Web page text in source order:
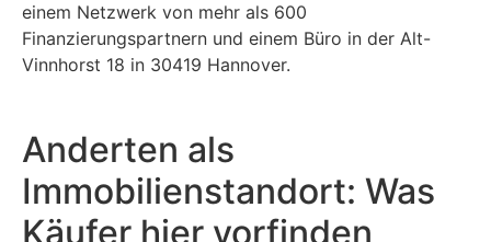
einem Netzwerk von mehr als 600
Finanzierungspartnern und einem Büro in der Alt-
Vinnhorst 18 in 30419 Hannover.
Anderten als
Immobilienstandort: Was
Käufer hier vorfinden